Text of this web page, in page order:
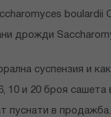
boulardii
дрожди
суспензия и
10 и 20 броя сашета
пуснати в продажба.